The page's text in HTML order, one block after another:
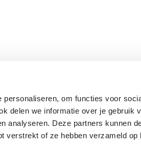
om functies voor
delen we informatie over je gebruik
analyseren. Deze partners kunnen
verstrekt of ze hebben verzameld op